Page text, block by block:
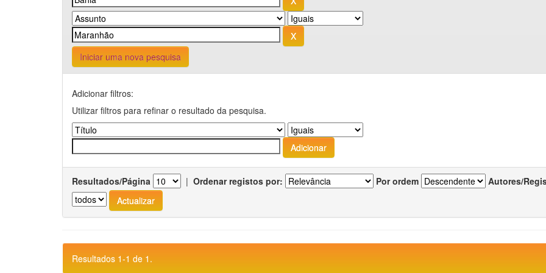
Iniciar uma nova pesquisa
Adicionar filtros:
Utilizar filtros para refinar o resultado da pesquisa.
Resultados/Página | Ordenar registos por: Por ordem Autores/
Resultados 1-1 de 1.